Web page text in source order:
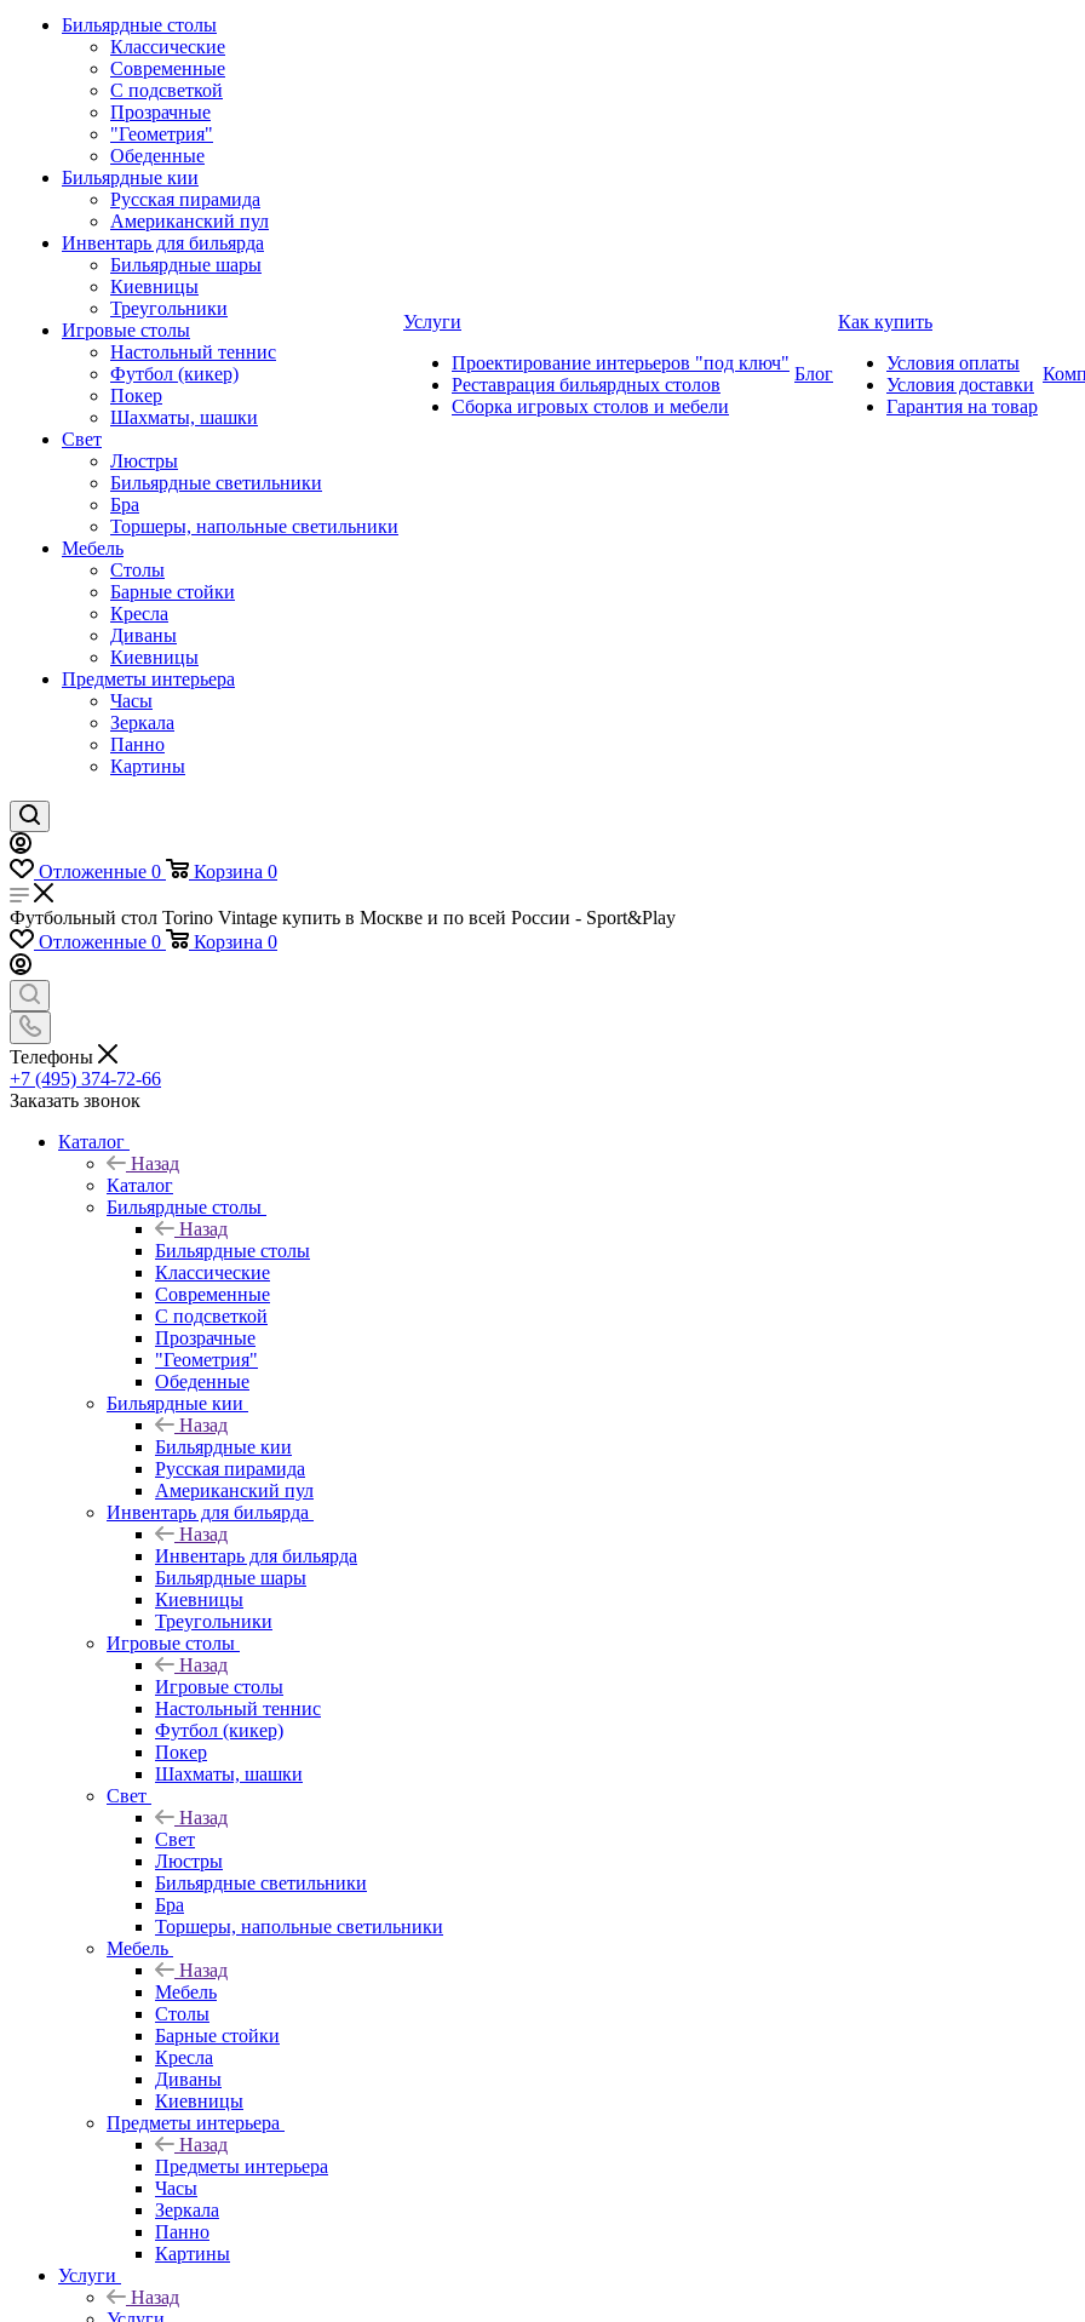
Бильярдные столы
Классические
Современные
С подсветкой
Прозрачные
"Геометрия"
Обеденные
Бильярдные кии
Русская пирамида
Американский пул
Инвентарь для бильярда
Бильярдные шары
Киевницы
Треугольники
Игровые столы
Настольный теннис
Футбол (кикер)
Покер
Шахматы, шашки
Свет
Люстры
Бильярдные светильники
Бра
Торшеры, напольные светильники
Мебель
Столы
Барные стойки
Кресла
Диваны
Киевницы
Предметы интерьера
Часы
Зеркала
Панно
Картины
Услуги
Проектирование интерьеров "под ключ"
Реставрация бильярдных столов
Сборка игровых столов и мебели
Блог
Как купить
Условия оплаты
Условия доставки
Гарантия на товар
Отложенные 0 Корзина 0
Футбольный стол Torino Vintage купить в Москве и по всей России - Sport&Play
Отложенные 0 Корзина 0
Телефоны
+7 (495) 374-72-66
Заказать звонок
Каталог
Назад
Каталог
Бильярдные столы
Назад
Бильярдные столы
Классические
Современные
С подсветкой
Прозрачные
"Геометрия"
Обеденные
Бильярдные кии
Назад
Бильярдные кии
Русская пирамида
Американский пул
Инвентарь для бильярда
Назад
Инвентарь для бильярда
Бильярдные шары
Киевницы
Треугольники
Игровые столы
Назад
Игровые столы
Настольный теннис
Футбол (кикер)
Покер
Шахматы, шашки
Свет
Назад
Свет
Люстры
Бильярдные светильники
Бра
Торшеры, напольные светильники
Мебель
Назад
Мебель
Столы
Барные стойки
Кресла
Диваны
Киевницы
Предметы интерьера
Назад
Предметы интерьера
Часы
Зеркала
Панно
Картины
Услуги
Назад